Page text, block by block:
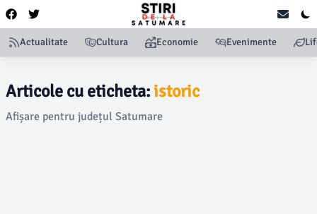
Actualitate Cultura Economie Evenimente
Articole cu eticheta:istoric
Afișare pentru județul Satumare